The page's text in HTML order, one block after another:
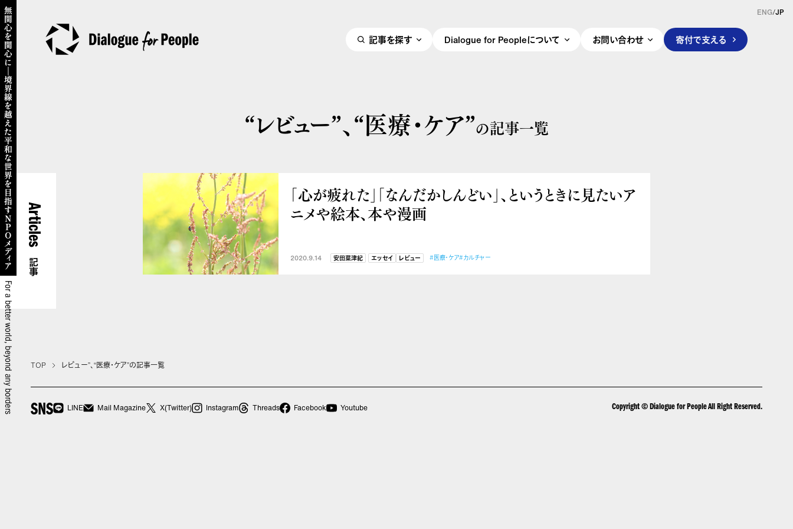
記事を探す Dialogue for Peopleについて お問い合わせ 寄付で支える
ENG/JP
“レビュー”、“医療・ケア”の記事一覧
Articles
記事
「心が疲れた」「なんだかしんどい」、というときに見たいア
ニメや絵本、本や漫画
2020.9.14 安田菜津紀 エッセイ レビュー #医療・ケア#カルチャー
TOP レビュー”、“医療・ケア”の記事一覧
SNS LINE Mail Magazine X(Twitter) Instagram Threads Facebook Youtube Copyright © Dialogue for People All Right Reserved.